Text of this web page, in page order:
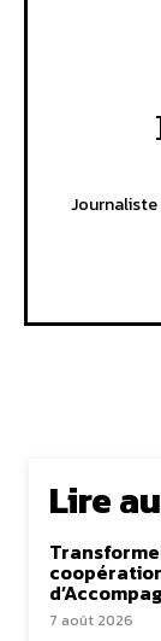
Lire
7 août 2026